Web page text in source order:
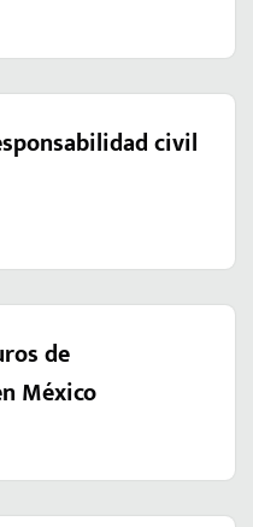
civil
de
México